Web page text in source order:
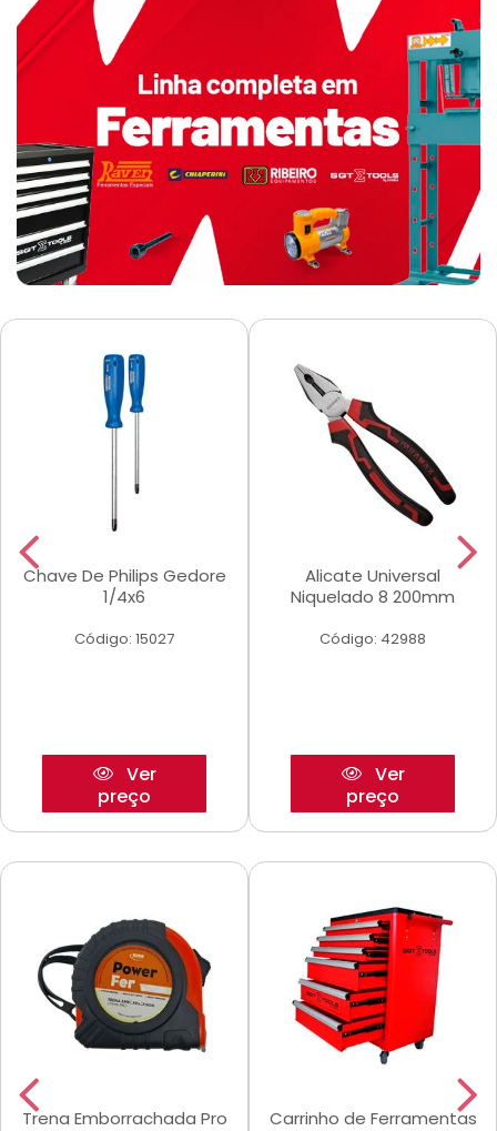
Chave De Philips Gedore
1/4x6
Código: 15027
Ver
preço
Alicate Universal
Niquelado 8 200mm
Código: 42988
Ver
preço
Trena Emborrachada Pro
Carrinho de Ferramentas